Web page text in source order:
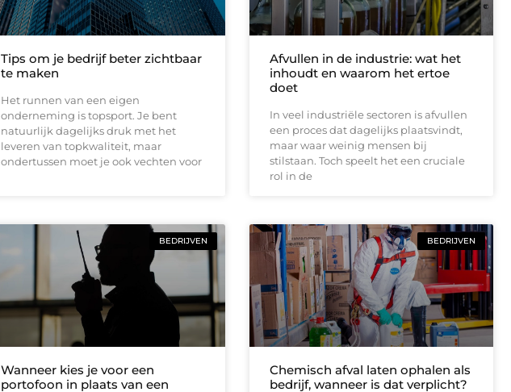
Tips om je bedrijf beter zichtbaar
te maken
Het runnen van een eigen
onderneming is topsport. Je bent
natuurlijk dagelijks druk met het
leveren van topkwaliteit, maar
ondertussen moet je ook vechten voor
Afvullen in de industrie: wat het
inhoudt en waarom het ertoe
doet
In veel industriële sectoren is afvullen
een proces dat dagelijks plaatsvindt,
maar waar weinig mensen bij
stilstaan. Toch speelt het een cruciale
rol in de
BEDRIJVEN
Wanneer kies je voor een
portofoon in plaats van een
BEDRIJVEN
Chemisch afval laten ophalen als
bedrijf, wanneer is dat verplicht?